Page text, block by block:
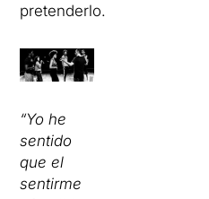
pretenderlo.
“Yo he
sentido
que el
sentirme